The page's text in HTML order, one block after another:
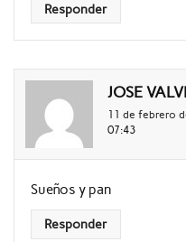
Responder
JOSE
11 de febrero
07:43
Sueños y pan
Responder